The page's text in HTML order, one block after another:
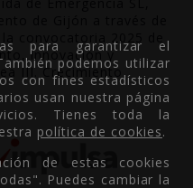
de Gijón a través de
convocatoria 2025 de
innovación y
III. Crecimiento
para garantizar el
podemos utilizar
con fines estadísticos
usan nuestra página
Tienes toda la
política de cookies.
de estas cookies
Puedes cambiar la